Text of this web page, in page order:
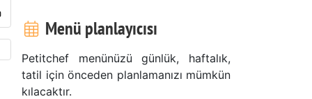
Menü planlayıcısı
Petitchef menünüzü günlük, haftalık,
tatil için önceden planlamanızı mümkün
kılacaktır.